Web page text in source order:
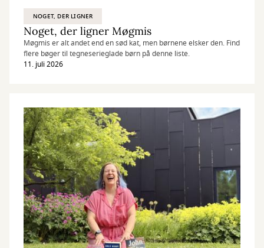
NOGET, DER LIGNER
Noget, der ligner Møgmis
Møgmis er alt andet end en sød kat, men børnene elsker den. Find
flere bøger til tegneserieglade børn på denne liste.
11. juli 2026